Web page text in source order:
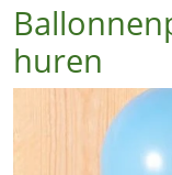
huren